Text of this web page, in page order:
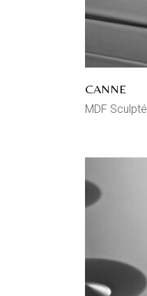
CANNE
MDF Sculpté